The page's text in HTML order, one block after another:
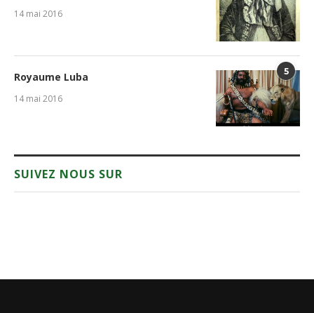
14 mai 2016
5
Royaume Luba
14 mai 2016
SUIVEZ NOUS SUR